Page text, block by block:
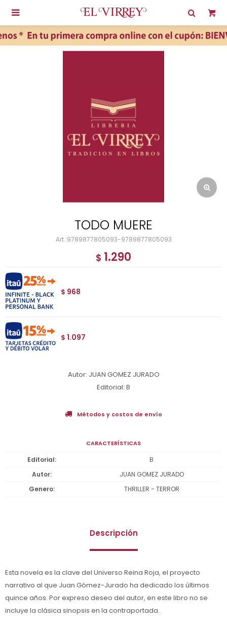

TODO MUERE
9789877805093-9789877805093
$ 1.290
$ 968
$ 1.097
Autor: JUAN GOMEZ JURADO
Editorial: B
Métodos y costos de envío
CARACTERÍSTICAS
Editorial
B
Autor
JUAN GOMEZ JURADO
Genero
THRILLER - TERROR
Descripción
Esta novela es la clave del Universo Reina Roja, el proyecto
narrativo al que Juan Gómez-Jurado ha dedicado los últimos
quince años. Por expreso deseo del autor, en este libro no se
incluye la clásica sinopsis en la contraportada.